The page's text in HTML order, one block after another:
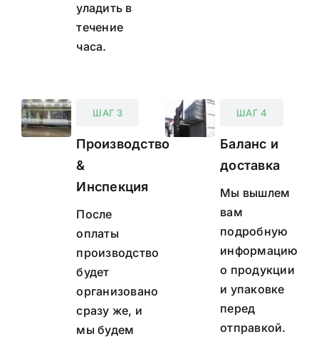
уладить в
течение
часа.
ШАГ 3
Производство
&
Инспекция
После
оплаты
производство
будет
организовано
сразу же, и
мы будем
ШАГ 4
Баланс и
доставка
Мы вышлем
вам
подробную
информацию
о продукции
и упаковке
перед
отправкой.